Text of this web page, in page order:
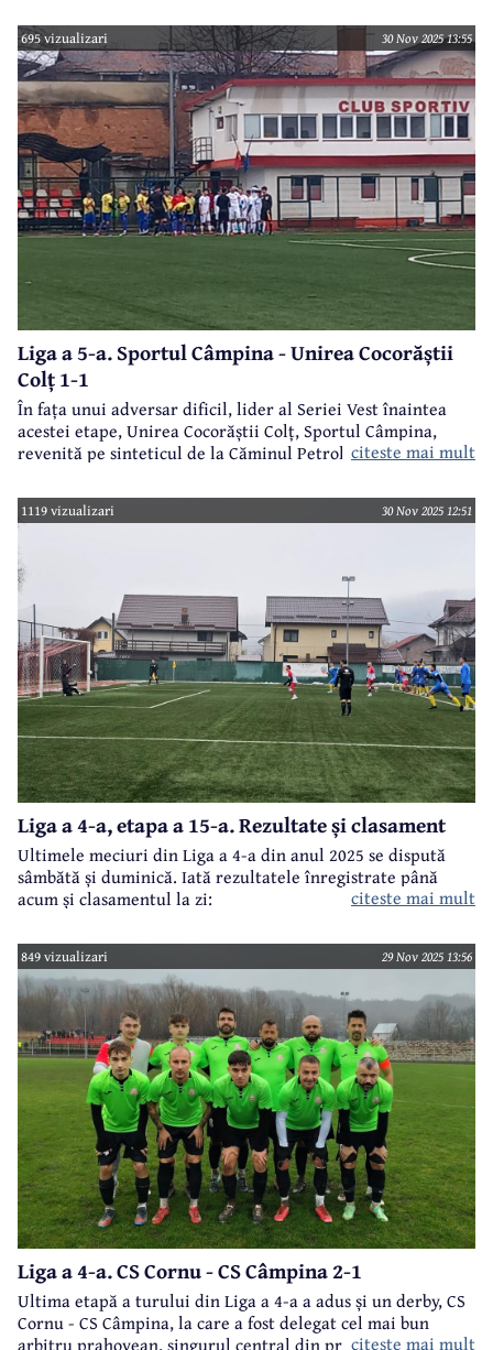
695 vizualizari 30 Nov 2025 13:55
Liga a 5-a. Sportul Câmpina - Unirea Cocorăștii
Colț 1-1
În fața unui adversar dificil, lider al Seriei Vest înaintea
acestei etape, Unirea Cocorăștii Colț, Sportul Câmpina,
revenită pe sinteticul de la Căminul Petrol din Câmpina, a
citeste mai mult
1119 vizualizari 30 Nov 2025 12:51
Liga a 4-a, etapa a 15-a. Rezultate și clasament
Ultimele meciuri din Liga a 4-a din anul 2025 se dispută
sâmbătă și duminică. Iată rezultatele înregistrate până
acum și clasamentul la zi:
citeste mai mult
849 vizualizari 29 Nov 2025 13:56
Liga a 4-a. CS Cornu - CS Câmpina 2-1
Ultima etapă a turului din Liga a 4-a a adus și un derby, CS
Cornu - CS Câmpina, la care a fost delegat cel mai bun
arbitru prahovean, singurul central din prima ligă - Andrei
citeste mai mult